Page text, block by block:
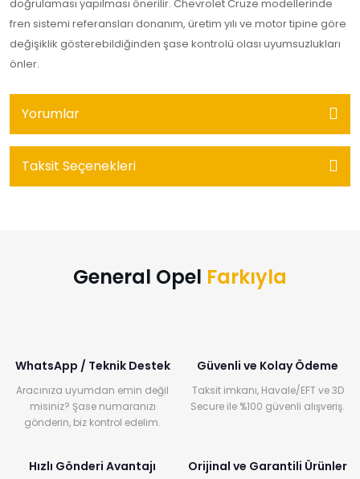
doğrulaması yapılması önerilir. Chevrolet Cruze modellerinde
fren sistemi referansları donanım, üretim yılı ve motor tipine göre
değişiklik gösterebildiğinden şase kontrolü olası uyumsuzlukları
önler.
Yorumlar
Taksit Seçenekleri
General Opel Farkıyla
WhatsApp / Teknik Destek
Aracınıza uyumdan emin değil
misiniz? Şase numaranızı
gönderin, biz kontrol edelim.
Güvenli ve Kolay Ödeme
Taksit imkanı, Havale/EFT ve 3D
Secure ile %100 güvenli alışveriş.
Hızlı Gönderi Avantajı Orijinal ve Garantili Ürünler